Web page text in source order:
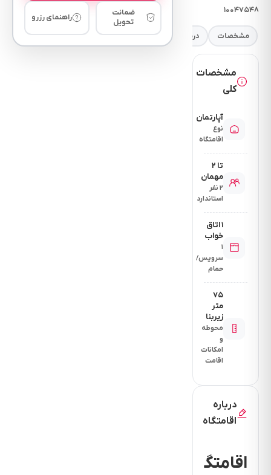
۱۰۰۴۷۵۴۸
مشخصات درباره فضای خواب امکانات نرخ مقررات
مشخصات
کلی
آپارتمان
نوع
اقامتگاه
تا ۲
مهمان
۲ نفر
استاندارد
۱ اتاق
خواب
۱
سرویس/
حمام
۷۵
متر
زیربنا
محوطه
و
امکانات
اقامت
درباره
اقامتگاه
اقامتگاه
ضمانت
تحویل
راهنمای رزرو